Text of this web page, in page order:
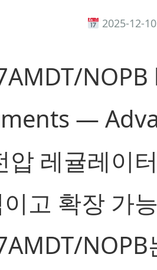
2025-12-10
NOPB
—
압 레귤레이
고 확장 가